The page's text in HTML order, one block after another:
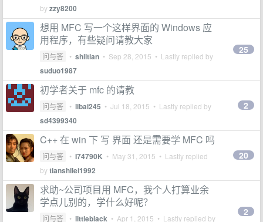
byzzy8200
想用 MFC 写一个这样界面的 Windows 应
用程序，有些疑问请教大家
问与答 • shiltian • Sep 28, 2015 • Lastly replied by
suduo1987
25
初学者关于 mfc 的请教
问与答 • libai245 • Jul 18, 2015 • Lastly replied by
sd4399340
2
C++ 在 win 下 写 界面 还是需要学 MFC 吗
问与答 • I74790K • May 31, 2015 • Lastly replied
bytianshilei1992
20
求助~公司项目用 MFC，我个人打算业余
学点儿别的，学什么好呢？
问与答 • littleblack • Apr 1, 2015 • Lastly replied by
2